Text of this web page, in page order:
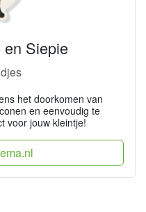
Siepie
het doorkomen van
en eenvoudig te
voor jouw kleintje!